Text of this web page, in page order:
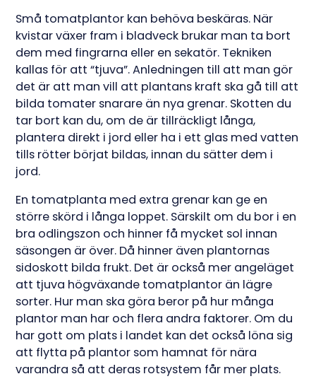
Små tomatplantor kan behöva beskäras. När
kvistar växer fram i bladveck brukar man ta bort
dem med fingrarna eller en sekatör. Tekniken
kallas för att “tjuva”. Anledningen till att man gör
det är att man vill att plantans kraft ska gå till att
bilda tomater snarare än nya grenar. Skotten du
tar bort kan du, om de är tillräckligt långa,
plantera direkt i jord eller ha i ett glas med vatten
tills rötter börjat bildas, innan du sätter dem i
jord.
En tomatplanta med extra grenar kan ge en
större skörd i långa loppet. Särskilt om du bor i en
bra odlingszon och hinner få mycket sol innan
säsongen är över. Då hinner även plantornas
sidoskott bilda frukt. Det är också mer angeläget
att tjuva högväxande tomatplantor än lägre
sorter. Hur man ska göra beror på hur många
plantor man har och flera andra faktorer. Om du
har gott om plats i landet kan det också löna sig
att flytta på plantor som hamnat för nära
varandra så att deras rotsystem får mer plats.